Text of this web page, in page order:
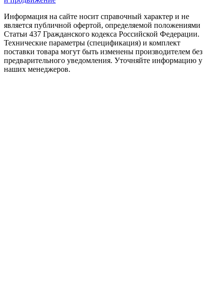
Информация на сайте носит справочный характер и не
является публичной офертой, определяемой положениями
Статьи 437 Гражданского кодекса Российской Федерации.
Технические параметры (спецификация) и комплект
поставки товара могут быть изменены производителем без
предварительного уведомления. Уточняйте информацию у
наших менеджеров.